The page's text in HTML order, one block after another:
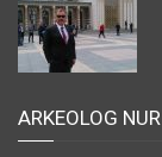
ARKEOLOG